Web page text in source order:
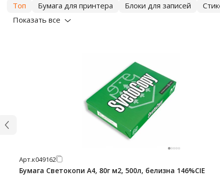
Топ Бумага для принтера Блоки для записей
Показать все
Арт.к049162
Бумага Светокопи А4, 80г м2, 500л, белизна 146%CIE